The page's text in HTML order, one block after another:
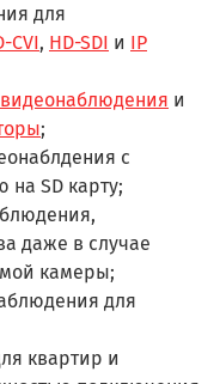
для
CVI, HD-SDI и IP
и
;
с
SD карту;
даже в случае
камеры;
для
квартир и